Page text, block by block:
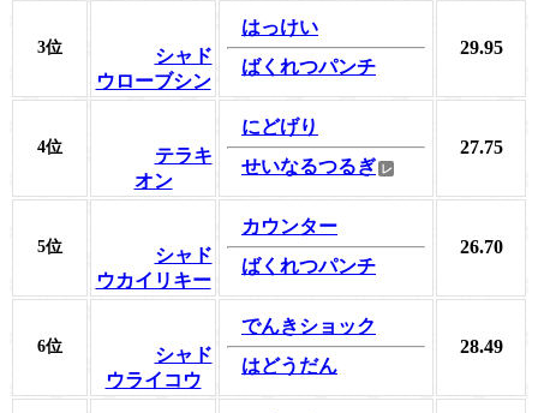
3位
シャド
ウローブシン
はっけい
ばくれつパンチ
29.95
4位
テラキ
オン
にどげり
せいなるつるぎ
27.75
5位
シャド
ウカイリキー
カウンター
ばくれつパンチ
26.70
6位
シャド
ウライコウ
でんきショック
はどうだん
28.49